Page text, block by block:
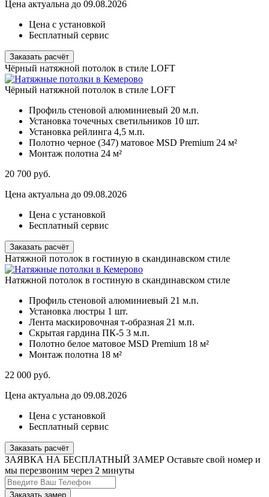
Цена актуальна до 09.08.2026
Цена с установкой
Бесплатный сервис
Заказать расчёт
Чёрный натяжной потолок в стиле LOFT
Чёрный натяжной потолок в стиле LOFT
Профиль стеновой алюминиевый 20 м.п.
Установка точечных светильников 10 шт.
Установка рейлинга 4,5 м.п.
Полотно черное (347) матовое MSD Premium 24 м²
Монтаж полотна 24 м²
20 700 руб.
Цена актуальна до 09.08.2026
Цена с установкой
Бесплатный сервис
Заказать расчёт
Натяжной потолок в гостиную в скандинавском стиле
Натяжной потолок в гостиную в скандинавском стиле
Профиль стеновой алюминиевый 21 м.п.
Установка люстры 1 шт.
Лента маскировочная т-образная 21 м.п.
Скрытая гардина ПК-5 3 м.п.
Полотно белое матовое MSD Premium 18 м²
Монтаж полотна 18 м²
22 000 руб.
Цена актуальна до 09.08.2026
Цена с установкой
Бесплатный сервис
Заказать расчёт
ЗАЯВКА НА БЕСПЛАТНЫЙ ЗАМЕР Оставьте свой номер и
мы перезвоним через 2 минуты